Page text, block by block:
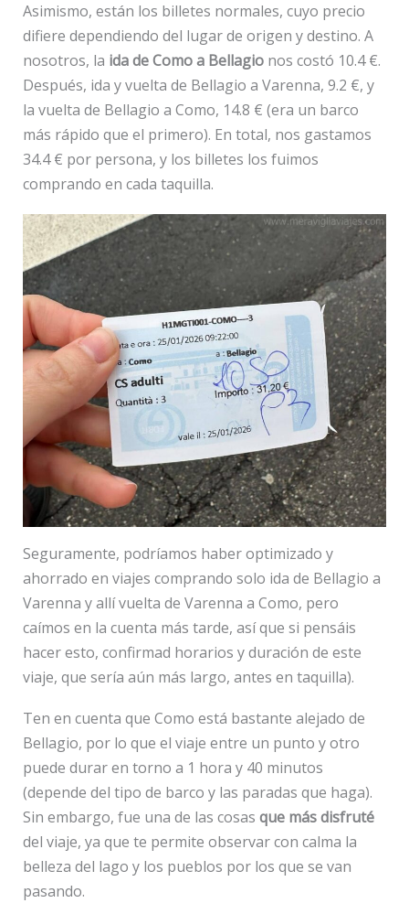
Asimismo, están los billetes normales, cuyo precio
difiere dependiendo del lugar de origen y destino. A
nosotros, la ida de Como a Bellagionos costó 10.4 €.
Después, ida y vuelta de Bellagio a Varenna, 9.2 €, y
la vuelta de Bellagio a Como, 14.8 € (era un barco
más rápido que el primero). En total, nos gastamos
34.4 € por persona, y los billetes los fuimos
comprando en cada taquilla.
Seguramente, podríamos haber optimizado y
ahorrado en viajes comprando solo ida de Bellagio a
Varenna y allí vuelta de Varenna a Como, pero
caímos en la cuenta más tarde, así que si pensáis
hacer esto, confirmad horarios y duración de este
viaje, que sería aún más largo, antes en taquilla).
Ten en cuenta que Como está bastante alejado de
Bellagio, por lo que el viaje entre un punto y otro
puede durar en torno a 1 hora y 40 minutos
(depende del tipo de barco y las paradas que haga).
Sin embargo, fue una de las cosas que más disfruté
del viaje, ya que te permite observar con calma la
belleza del lago y los pueblos por los que se van
pasando.